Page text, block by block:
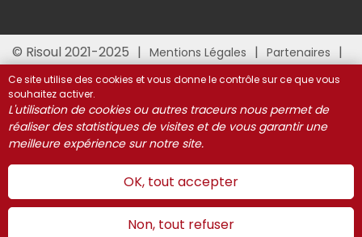
© Risoul 2021-2025 Mentions Légales
Partenaires
Gestion des cookies
Ce site utilise des cookies et vous donne le contrôle sur ce que vous
souhaitez activer.
L'utilisation de cookies ou autres traceurs nous permet de
réaliser des statistiques de visites et de vous garantir une
meilleure expérience sur notre site.
OK, tout accepter
Non, tout refuser